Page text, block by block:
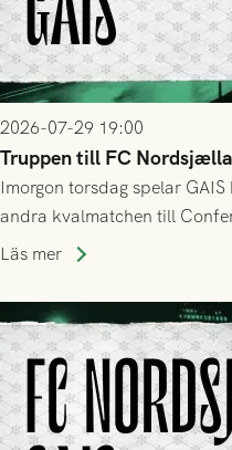
2026-07-29 19:00
Truppen till FC
Imorgon torsdag spelar
andra kvalmatchen till
Park! Fredrik Holmberg och
Läs mer